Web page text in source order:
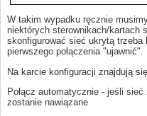
W takim wypadku ręcznie
niektórych sterownikach/kartach
skonfigurować sieć ukrytą trzeba
pierwszego połączenia "ujawnić".
Na karcie konfiguracji znajdują
Połącz automatycznie - jeśli
zostanie nawiązane